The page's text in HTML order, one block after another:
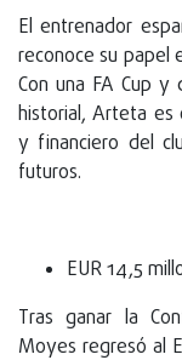
El entrenador
reconoce su papel
Con una FA Cup
historial, Arteta
y financiero del
futuros.
EUR 14,5
Tras ganar la
Moyes regresó al